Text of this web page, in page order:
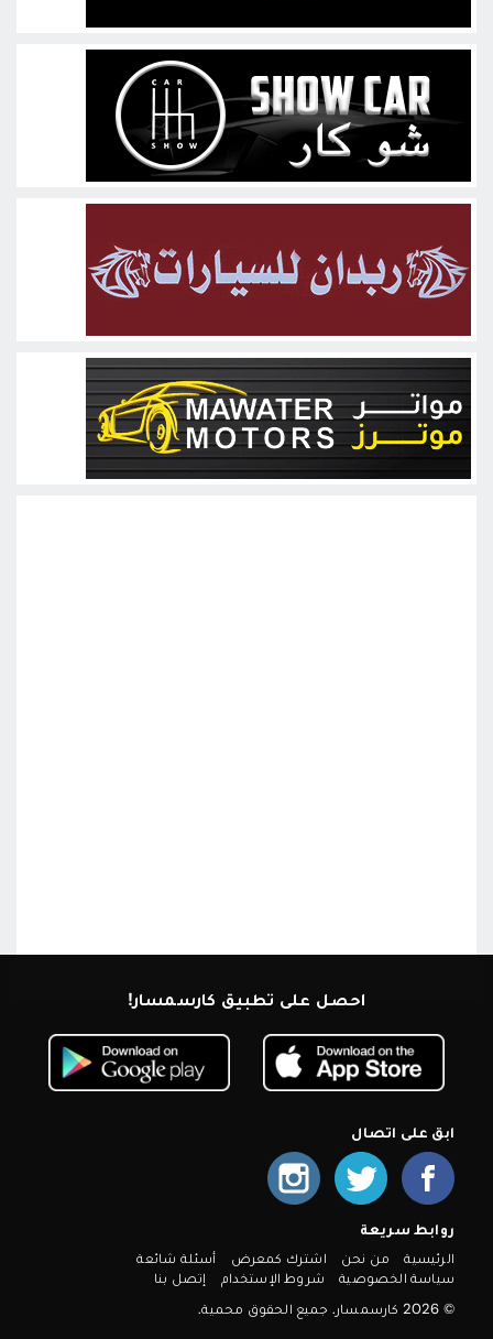
احصل على تطبيق كارسمسار!
ابق على اتصال
روابط سريعة
الرئيسية من نحن اشترك كمعرض
أسئلة شائعة
سياسة الخصوصية
شروط الإستخدام
إتصل بنا
© 2026 كارسمسار. جميع الحقوق محمية.